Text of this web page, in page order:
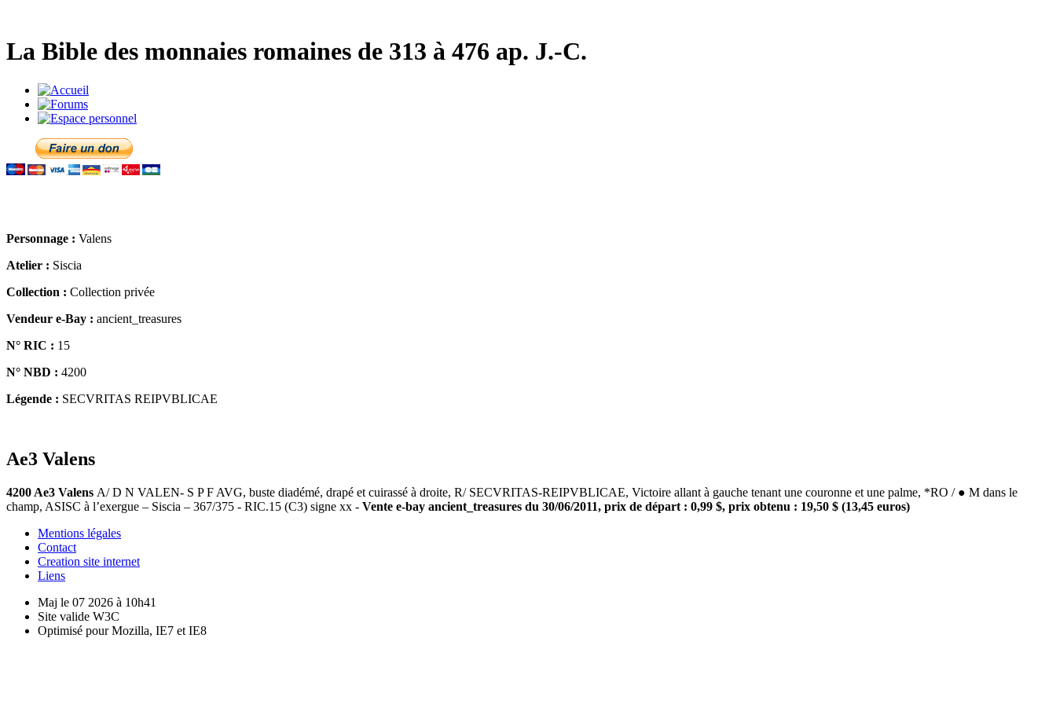
La Bible des monnaies romaines de 313 à 476 ap. J.-C.
Personnage : Valens
Atelier : Siscia
Collection : Collection privée
Vendeur e-Bay : ancient_treasures
N° RIC : 15
N° NBD : 4200
Légende : SECVRITAS REIPVBLICAE
Ae3 Valens
4200 Ae3 Valens A/ D N VALEN- S P F AVG, buste diadémé, drapé et cuirassé à droite, R/ SECVRITAS-REIPVBLICAE, Victoire allant à gauche tenant une couronne et une palme, *RO / ● M dans le
champ, ASISC à l’exergue – Siscia – 367/375 - RIC.15 (C3) signe xx - Vente e-bay ancient_treasures du 30/06/2011, prix de départ : 0,99 $, prix obtenu : 19,50 $ (13,45 euros)
Mentions légales
Contact
Creation site internet
Liens
Maj le 07 2026 à 10h41
Site valide W3C
Optimisé pour Mozilla, IE7 et IE8